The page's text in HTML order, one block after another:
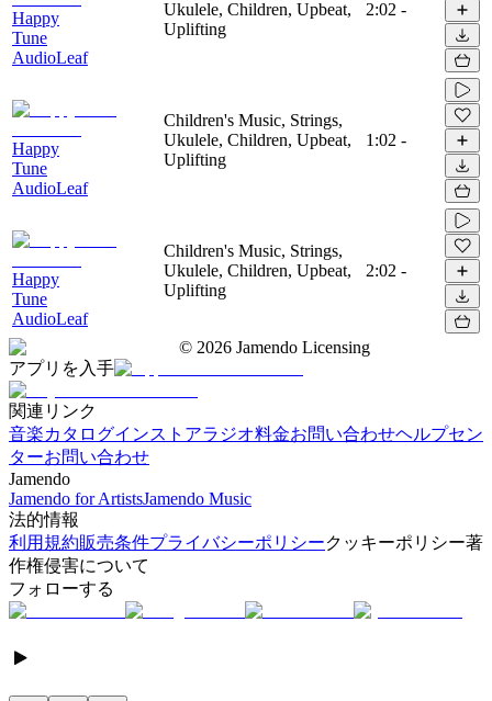
Happy
Tune
AudioLeaf
Ukulele, Children, Upbeat,
Uplifting
2:02 -
Happy
Tune
AudioLeaf
Children's Music, Strings,
Ukulele, Children, Upbeat,
Uplifting
1:02 -
Happy
Tune
AudioLeaf
Children's Music, Strings,
Ukulele, Children, Upbeat,
Uplifting
2:02 -
© 2026 Jamendo Licensing
アプリを入手
関連リンク
音楽カタログインストアラジオ料金お問い合わせヘルプセン
ターお問い合わせ
Jamendo
Jamendo for ArtistsJamendo Music
法的情報
利用規約販売条件プライバシーポリシークッキーポリシー著
作権侵害について
フォローする